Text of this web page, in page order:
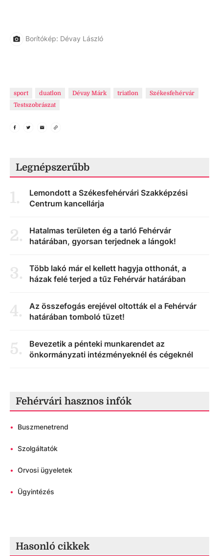
Borítókép: Dévay László
sport duatlon Dévay Márk triatlon
Székesfehérvár
Testszobrászat
Legnépszerűbb
1.
Lemondott a Székesfehérvári Szakképzési
Centrum kancellárja
2.
Hatalmas területen ég a tarló Fehérvár
határában, gyorsan terjednek a lángok!
3.
Több lakó már el kellett hagyja otthonát, a
házak felé terjed a tűz Fehérvár határában
4.
Az összefogás erejével oltották el a Fehérvár
határában tomboló tüzet!
5.
Bevezetik a pénteki munkarendet az
önkormányzati intézményeknél és cégeknél
Fehérvári hasznos infók
• Buszmenetrend
• Szolgáltatók
• Orvosi ügyeletek
• Ügyintézés
Hasonló cikkek